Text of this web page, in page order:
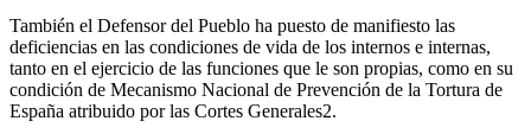
También el Defensor del Pueblo ha puesto de manifiesto las
deficiencias en las condiciones de vida de los internos e internas,
tanto en el ejercicio de las funciones que le son propias, como en su
condición de Mecanismo Nacional de Prevención de la Tortura de
España atribuido por las Cortes Generales2.